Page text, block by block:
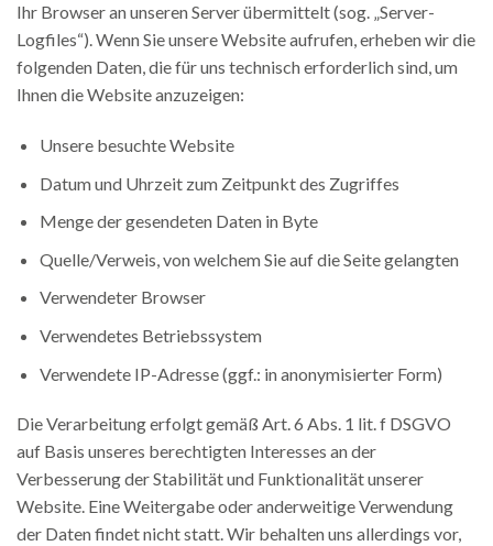
Ihr Browser an unseren Server übermittelt (sog. „Server-
Logfiles“). Wenn Sie unsere Website aufrufen, erheben wir die
folgenden Daten, die für uns technisch erforderlich sind, um
Ihnen die Website anzuzeigen:
Unsere besuchte Website
Datum und Uhrzeit zum Zeitpunkt des Zugriffes
Menge der gesendeten Daten in Byte
Quelle/Verweis, von welchem Sie auf die Seite gelangten
Verwendeter Browser
Verwendetes Betriebssystem
Verwendete IP-Adresse (ggf.: in anonymisierter Form)
Die Verarbeitung erfolgt gemäß Art. 6 Abs. 1 lit. f DSGVO
auf Basis unseres berechtigten Interesses an der
Verbesserung der Stabilität und Funktionalität unserer
Website. Eine Weitergabe oder anderweitige Verwendung
der Daten findet nicht statt. Wir behalten uns allerdings vor,